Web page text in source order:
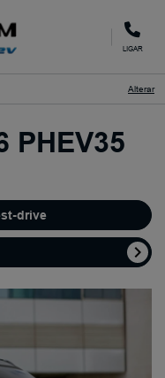
LIGAR
Alterar
PHEV35
drive